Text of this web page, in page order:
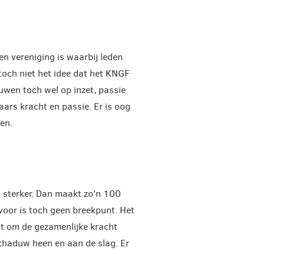
vereniging is waarbij leden
niet het idee dat het KNGF
toch wel op inzet, passie
kracht en passie. Er is oog
sterker. Dan maakt zo'n 100
is toch geen breekpunt. Het
de gezamenlijke kracht
heen en aan de slag. Er